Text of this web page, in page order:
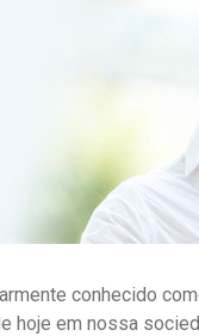
conhecido
hoje em nossa